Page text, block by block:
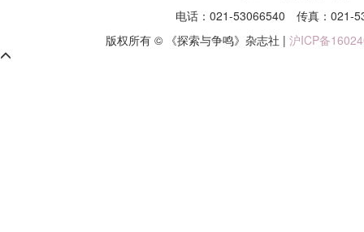
电话：021-53066540 传真：
版权所有 © 《探索与争鸣》杂志社 | 沪ICP备